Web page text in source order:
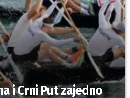
i Crni Put zajedno